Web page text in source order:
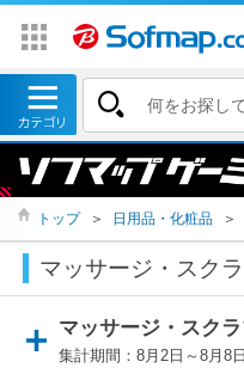
トップ ＞ 日用品・化粧品 ＞
マッサージ・スク
マッサージ・スク
集計期間：8月2日～8月8日